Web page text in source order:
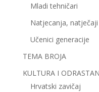
Mladi tehničari
Natjecanja,
Učenici generacije
TEMA BROJA
KULTURA I
Hrvatski zavičaj